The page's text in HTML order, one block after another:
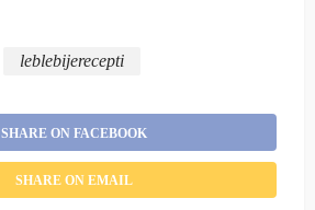
leblebijerecepti
SHARE ON FACEBOOK
SHARE ON EMAIL